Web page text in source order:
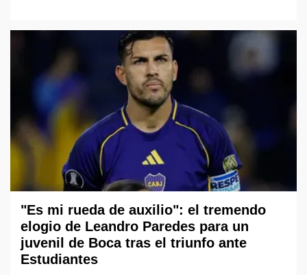
"Es mi rueda de auxilio": el tremendo
elogio de Leandro Paredes para un
juvenil de Boca tras el triunfo ante
Estudiantes